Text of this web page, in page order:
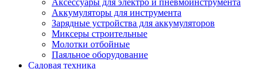
Автомобильные провода, кабели,
Автомобильный инструмент
Автохимия
Аккумуляторы, зарядные устройства,
Домкраты
Компрессоры и манометры
Аккумуляторы для инструмента
Зарядные устройства для аккумуляторов
Миксеры строительные
Молотки отбойные
Паяльное оборудование
Садовая техника